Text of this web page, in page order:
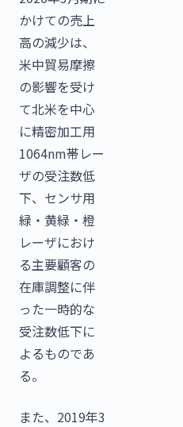
かけての売上
高の減少は、
米中貿易摩擦
の影響を受け
て北米を中心
に精密加工用
1064nm帯レー
ザの受注数低
下、センサ用
緑・黄緑・橙
レーザにおけ
る主要顧客の
在庫調整に伴
った一時的な
受注数低下に
よるものであ
る。
また、2019年3